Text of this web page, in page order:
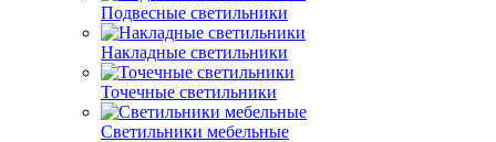
Подвесные светильники
Накладные светильники
Точечные светильники
Светильники мебельные